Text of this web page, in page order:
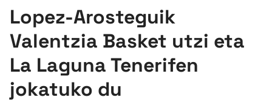
Pilota
Arrauna
Saskibaloia
Lopez-Arosteguik
Valentzia Basket utzi eta
La Laguna Tenerifen
jokatuko du